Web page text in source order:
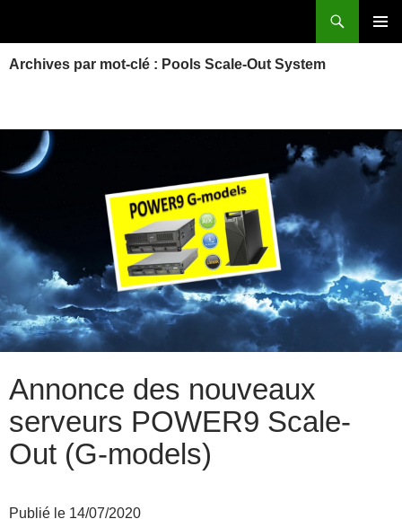
Archives par mot-clé : Pools Scale-Out System
Annonce des nouveaux
serveurs POWER9 Scale-
Out (G-models)
Publié le 14/07/2020